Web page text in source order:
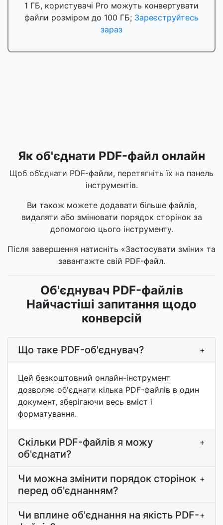
1 ГБ, користувачі Pro можуть конвертувати
файли розміром до 100 ГБ; Зареєструйтесь
зараз
Як об'єднати PDF-файл онлайн
Щоб об’єднати PDF-файли, перетягніть їх на панель
інструментів.
Ви також можете додавати більше файлів,
видаляти або змінювати порядок сторінок за
допомогою цього інструменту.
Після завершення натисніть «Застосувати зміни» та
завантажте свій PDF-файл.
Об'єднувач PDF-файлів
Найчастіші запитання щодо
конверсій
Що таке PDF-об'єднувач? +
Цей безкоштовний онлайн-інструмент
дозволяє об'єднати кілька PDF-файлів в один
документ, зберігаючи весь вміст і
форматування.
Скільки PDF-файлів я можу
об'єднати?
+
Чи можна змінити порядок сторінок
перед об'єднанням?
+
Чи вплине об'єднання на якість PDF-+